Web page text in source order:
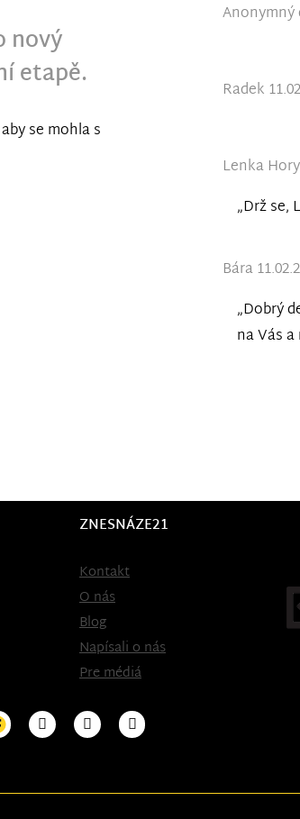
nový
etapě.
se mohla s
Anonymný
Radek
Lenka
„Drž se,
Bára
„Dobrý
na Vás
ZNESNÁZE21
Kontakt
O nás
Blog
Napísali o nás
Pre médiá